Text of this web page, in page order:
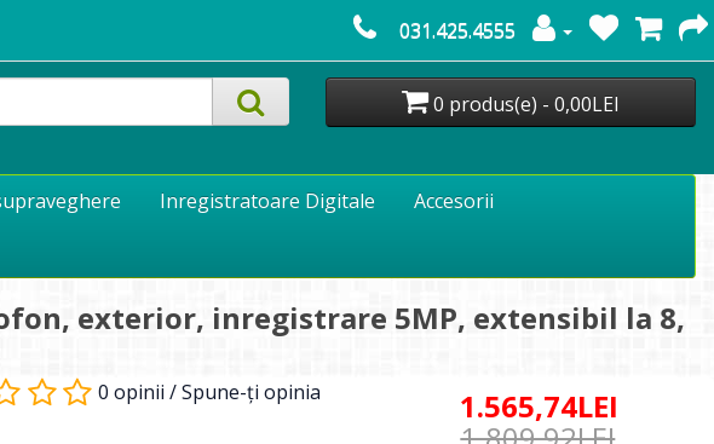
031.425.4555
0 produs(e) - 0,00LEI
Inregistratoare Digitale
Accesorii
exterior, inregistrare 5MP, extensibil la 8,
0 opinii /Spune-ţi opinia 1.565,74LEI